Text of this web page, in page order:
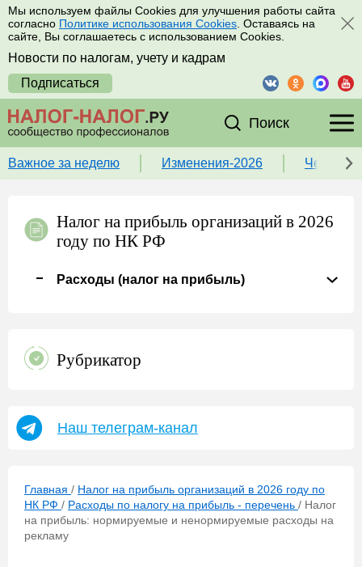
Мы используем файлы Cookies для улучшения работы сайта
согласно Политике использования Cookies . Оставаясь на
сайте, Вы соглашаетесь с использованием Cookies.
Новости по налогам, учету и кадрам
Подписаться
Поиск
Важное за неделю Изменения-2026 Чек-
Налог на прибыль организаций в 2026
году по НК РФ
Расходы (налог на прибыль)
Рубрикатор
Наш телеграм-канал
Главная / Налог на прибыль организаций в 2026 году по
НК РФ / Расходы по налогу на прибыль - перечень / Налог
на прибыль: нормируемые и ненормируемые расходы на
рекламу